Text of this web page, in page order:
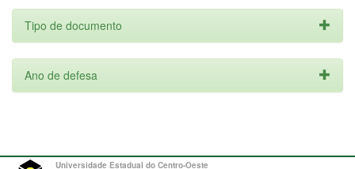
Tipo de documento
Ano de defesa
Universidade Estadual do Centro-Oeste